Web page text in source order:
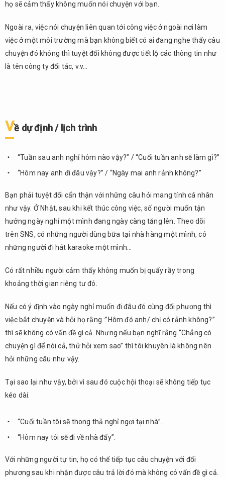
họ sẽ cảm thấy không muốn nói chuyện với bạn.
Ngoài ra, việc nói chuyện liên quan tới công việc ở ngoài nơi làm
việc ở một môi trường mà bạn không biết có ai đang nghe thấy câu
chuyện đó không thì tuyệt đối không được tiết lộ các thông tin như
là tên công ty đối tác, v.v…
Về dự định / lịch trình
“Tuần sau anh nghỉ hôm nào vậy?” / “Cuối tuần anh sẽ làm gì?”
“Hôm nay anh đi đâu vậy?” / “Ngày mai anh rảnh không?”
Bạn phải tuyệt đối cẩn thận với những câu hỏi mang tính cá nhân
như vậy. Ở Nhật, sau khi kết thúc công việc, số người muốn tận
hưởng ngày nghỉ một mình đang ngày càng tăng lên. Theo dõi
trên SNS, có những người dùng bữa tại nhà hàng một mình, có
những người đi hát karaoke một mình…
Có rất nhiều người cảm thấy không muốn bị quấy rầy trong
khoảng thời gian riêng tư đó.
Nếu có ý định vào ngày nghỉ muốn đi đâu đó cùng đối phương thì
việc bắt chuyện và hỏi họ rằng :”Hôm đó anh/ chị có rảnh không?”
thì sẽ không có vấn đề gì cả. Nhưng nếu bạn nghĩ rằng “Chẳng có
chuyện gì để nói cả, thử hỏi xem sao” thì tôi khuyên là không nên
hỏi những câu như vậy.
Tại sao lại như vậy, bởi vì sau đó cuộc hội thoại sẽ không tiếp tục
kéo dài.
“Cuối tuần tôi sẽ thong thả nghỉ ngơi tại nhà”.
“Hôm nay tôi sẽ đi về nhà đấy”.
Với những người tự tin, họ có thể tiếp tục câu chuyện với đối
phương sau khi nhận được câu trả lời đó mà không có vấn đề gì cả.